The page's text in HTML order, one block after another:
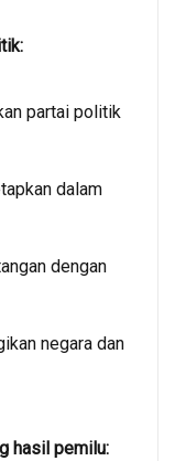
partai politik
dalam
dengan
negara dan
hasil pemilu: